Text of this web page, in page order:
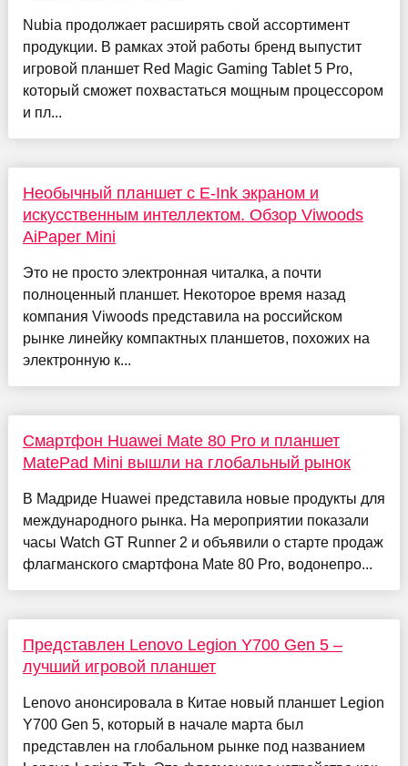
Nubia продолжает расширять свой ассортимент
продукции. В рамках этой работы бренд выпустит
игровой планшет Red Magic Gaming Tablet 5 Pro,
который сможет похвастаться мощным процессором
и пл...
Необычный планшет с E-Ink экраном и
искусственным интеллектом. Обзор Viwoods
AiPaper Mini
Это не просто электронная читалка, а почти
полноценный планшет. Некоторое время назад
компания Viwoods представила на российском
рынке линейку компактных планшетов, похожих на
электронную к...
Смартфон Huawei Mate 80 Pro и планшет
MatePad Mini вышли на глобальный рынок
В Мадриде Huawei представила новые продукты для
международного рынка. На мероприятии показали
часы Watch GT Runner 2 и объявили о старте продаж
флагманского смартфона Mate 80 Pro, водонепро...
Представлен Lenovo Legion Y700 Gen 5 –
лучший игровой планшет
Lenovo анонсировала в Китае новый планшет Legion
Y700 Gen 5, который в начале марта был
представлен на глобальном рынке под названием